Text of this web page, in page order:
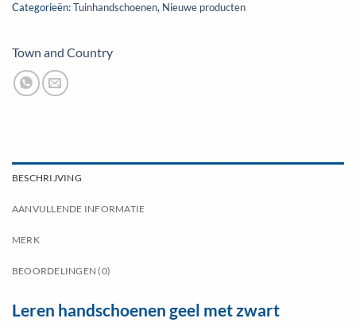
Categorieën:Tuinhandschoenen, Nieuwe producten
Town and Country
BESCHRIJVING
AANVULLENDE INFORMATIE
MERK
BEOORDELINGEN (0)
Leren handschoenen geel met zwart